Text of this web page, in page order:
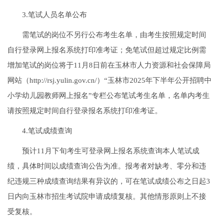
3.笔试人员名单公布
需笔试的岗位不另行公布考生名单，由考生按照规定时间
自行登录网上报名系统打印准考证；免笔试但超过规定比例需
增加笔试的岗位将于11月8日前在玉林市人力资源和社会保障局
网站（http://rsj.yulin.gov.cn/）“玉林市2025年下半年公开招聘中
小学幼儿园教师网上报名”专栏公布笔试考生名单，名单内考生
请按照规定时间自行登录报名系统打印准考证。
4.笔试成绩查询
预计11月下旬考生可登录网上报名系统查询本人笔试成
绩，具体时间以成绩查询公告为准。报考者对缺考、零分和违
纪违规三种成绩查询结果有异议的，可在笔试成绩公布之日起3
日内向玉林市招生考试院申请成绩复核。其他情形原则上不接
受复核。